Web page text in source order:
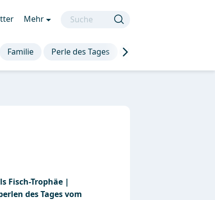
Mehr
Familie Perle des Tages Die besten Sprüche
Fisch-Trophäe |
des Tages vom